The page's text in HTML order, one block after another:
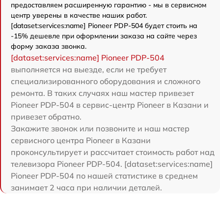
предоставляем расширенную гарантию - мы в сервисном
центр уверены в качестве наших работ.
[dataset:services:name] Pioneer PDP-504 будет стоить на
-15% дешевле при оформлении заказа на сайте через
форму заказа звонка.
[dataset:services:name] Pioneer PDP-504
выполняется на выезде, если не требует
специализированного оборудования и сложного
ремонта. В таких случаях наш мастер привезет
Pioneer PDP-504 в сервис-центр Pioneer в Казани и
привезет обратно.
Закажите звонок или позвоните и наш мастер
сервисного центра Pioneer в Казани
проконсультирует и рассчитает стоимость работ над
телевизора Pioneer PDP-504. [dataset:services:name]
Pioneer PDP-504 по нашей статистике в среднем
занимает 2 часа при наличии деталей.